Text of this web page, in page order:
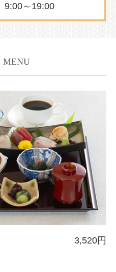
9:00～19:00
MENU
3,520円